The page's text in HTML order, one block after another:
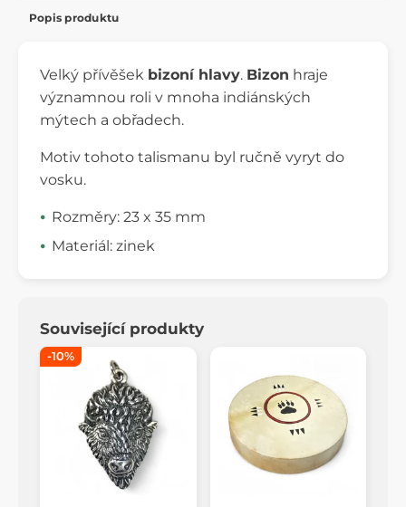
Popis produktu
Velký přívěšek bizoní hlavy. Bizon hraje
významnou roli v mnoha indiánských
mýtech a obřadech.
Motiv tohoto talismanu byl ručně vyryt do
vosku.
Rozměry: 23 x 35 mm
Materiál: zinek
Související produkty
-10%